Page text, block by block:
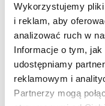
Wykorzystujemy
i reklam, aby
analizować ruch w
Informacje o tym,
udostępniamy
reklamowym i
Partnerzy mogą